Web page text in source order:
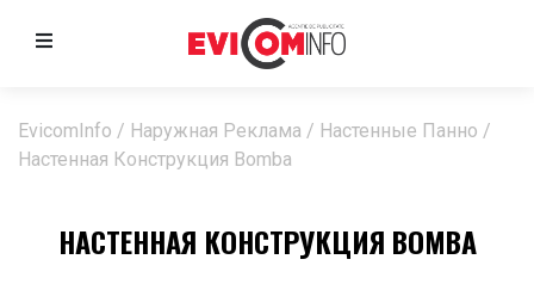
EvicomInfo / Наружная Реклама / Настенные Панно /
Настенная Конструкция Bomba
НАСТЕННАЯ КОНСТРУКЦИЯ BOMBA